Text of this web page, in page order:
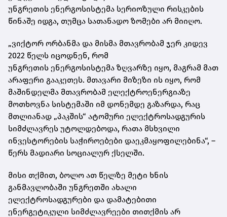
უნგრეთის ენერგოსისტემა სერიოზული რისკების
წინაშე იდგა, თუმცა სათანადო ზომები არ მიიღო.
„ვიქტორ ორბანმა და მისმა მთავრობამ ჯერ კიდევ
2022 წელს იცოდნენ, რომ
უნგრეთის ენერგოსისტემა ზღვარზე იყო, მაგრამ მათ
არაფერი გააკეთეს. მთავარი მიზეზი ის იყო, რომ
მაშინდელმა მთავრობამ ელექტროენერგიაზე
მოთხოვნა სისტემაში იმ დონემდე გაზარდა, რაც
მთლიანად „პაკშის“ ატომური ელექტროსადგურის
სიმძლავრეს უტოლდებოდა, რათა მსხვილი
ინვესტორების საჭიროებები დაეკმაყოფილებინა“, –
წერს მადიარი სოციალურ ქსელში.
მისი თქმით, ბოლო ათ წელზე მეტი ხნის
განმავლობაში უნგრეთში ახალი
ელექტროსადგურები და დამატებითი
ენერგეტიკული სიმძლავრეები თითქმის არ